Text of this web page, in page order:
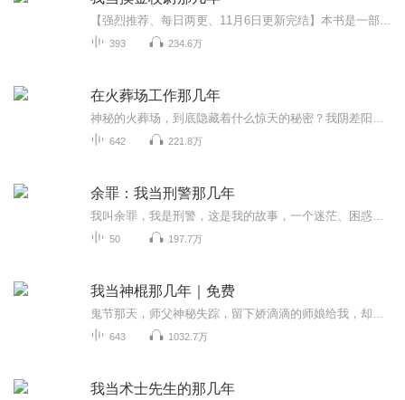
393 234.6万
在火葬场工作那几年
642 221.8万
余罪：我当刑警那几年
50 197.7万
我当神棍那几年｜免费
643 1032.7万
我当术士先生的那几年